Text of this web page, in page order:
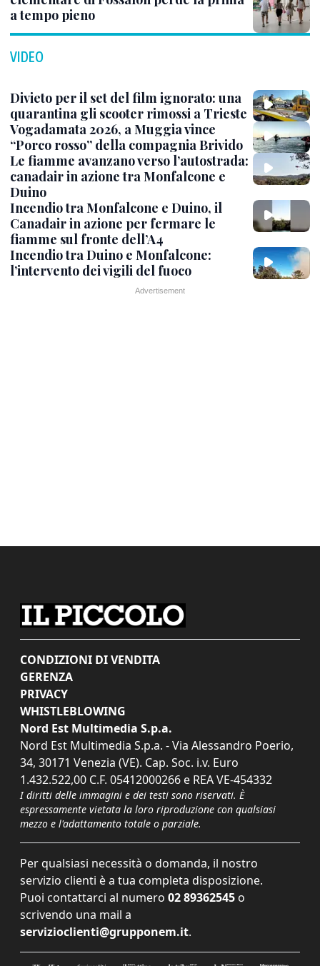
a tempo pieno
VIDEO
Divieto per il set del film ignorato: una
quarantina gli scooter rimossi a Trieste
Vogadamata 2026, a Muggia vince
“Porco rosso” della compagnia Brivido
Le fiamme avanzano verso l’autostrada:
canadair in azione tra Monfalcone e
Duino
Incendio tra Monfalcone e Duino, il
Canadair in azione per fermare le
fiamme sul fronte dell’A4
Incendio tra Duino e Monfalcone:
l’intervento dei vigili del fuoco
CONDIZIONI DI VENDITA
GERENZA
PRIVACY
WHISTLEBLOWING
Nord Est Multimedia S.p.a.
Nord Est Multimedia S.p.a. - Via Alessandro Poerio,
34, 30171 Venezia (VE). Cap. Soc. i.v. Euro
1.432.522,00 C.F. 05412000266 e REA VE-454332
I diritti delle immagini e dei testi sono riservati. È
espressamente vietata la loro riproduzione con qualsiasi
mezzo e l'adattamento totale o parziale.
Per qualsiasi necessità o domanda, il nostro
servizio clienti è a tua completa disposizione.
Puoi contattarci al numero 02 89362545 o
scrivendo una mail a
servizioclienti@grupponem.it.